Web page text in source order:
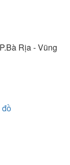
Rịa - Vũng
đồ